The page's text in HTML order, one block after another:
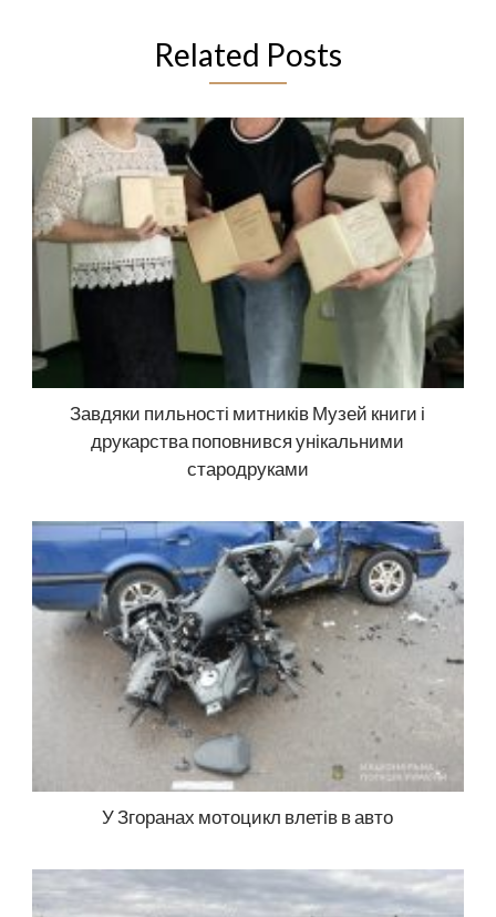
Related Posts
Завдяки пильності митників Музей книги і
друкарства поповнився унікальними
стародруками
У Згоранах мотоцикл влетів в авто